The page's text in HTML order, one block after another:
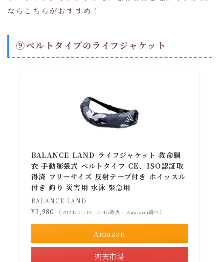
ならこちらがおすすめ！
⑨ベルトタイプのライフジャケット
BALANCE LAND ライフジャケット 救命胴
衣 手動膨張式 ベルトタイプ CE、ISO認証取
得済 フリーサイズ 反射テープ付き ホイッスル
付き 釣り 災害用 水泳 緊急用
BALANCE LAND
¥3,980
（2024/01/19 10:45時点 | Amazon調べ）
Amazon
楽天市場